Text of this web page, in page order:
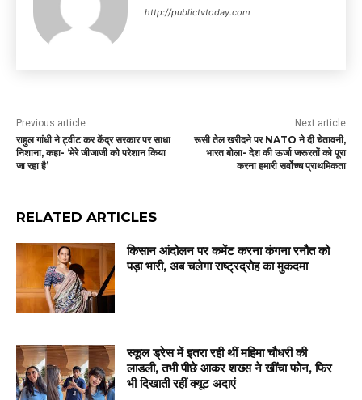
http://publictvtoday.com
Previous article
राहुल गांधी ने ट्वीट कर केंद्र सरकार पर साधा
निशाना, कहा- ‘मेरे जीजाजी को परेशान किया
जा रहा है’
Next article
रूसी तेल खरीदने पर NATO ने दी चेतावनी,
भारत बोला- देश की ऊर्जा जरूरतों को पूरा
करना हमारी सर्वोच्च प्राथमिकता
RELATED ARTICLES
किसान आंदोलन पर कमेंट करना कंगना रनौत को
पड़ा भारी, अब चलेगा राष्ट्रद्रोह का मुकदमा
स्कूल ड्रेस में इतरा रही थीं महिमा चौधरी की
लाडली, तभी पीछे आकर शख्स ने खींचा फोन, फिर
भी दिखाती रहीं क्यूट अदाएं